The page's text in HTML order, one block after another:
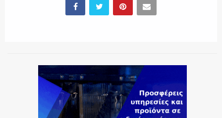
ΟΠΛΑ/ΕΞΟΠΛΙΣΜΟΣ